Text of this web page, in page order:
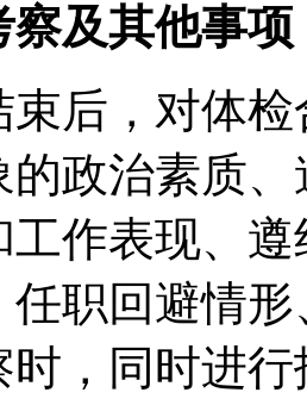
及其他事项
，对体检
的政治素质
工作表现、
任职回避情
时，同时进